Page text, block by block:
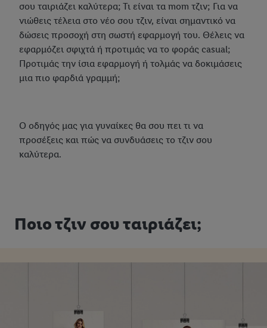
σου ταιριάζει καλύτερα; Τι είναι τα mom τζιν; Για να
νιώθεις τέλεια στο νέο σου τζιν, είναι σημαντικό να
δώσεις προσοχή στη σωστή εφαρμογή του. Θέλεις να
εφαρμόζει σφιχτά ή προτιμάς να το φοράς casual;
Προτιμάς την ίσια εφαρμογή ή τολμάς να δοκιμάσεις
μια πιο φαρδιά γραμμή;
Ο οδηγός μας για γυναίκες θα σου πει τι να
προσέξεις και πώς να συνδυάσεις το τζιν σου
καλύτερα.
Ποιο τζιν σου ταιριάζει;